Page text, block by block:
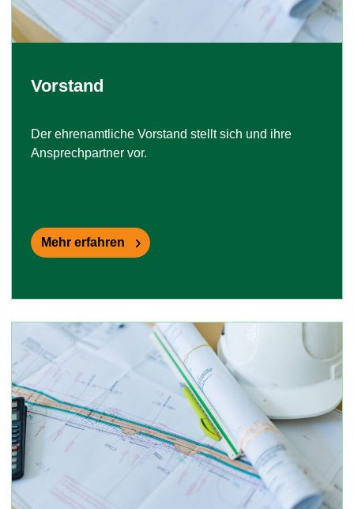
Vorstand
Der ehrenamtliche Vorstand stellt sich und ihre
Ansprechpartner vor.
Mehr erfahren